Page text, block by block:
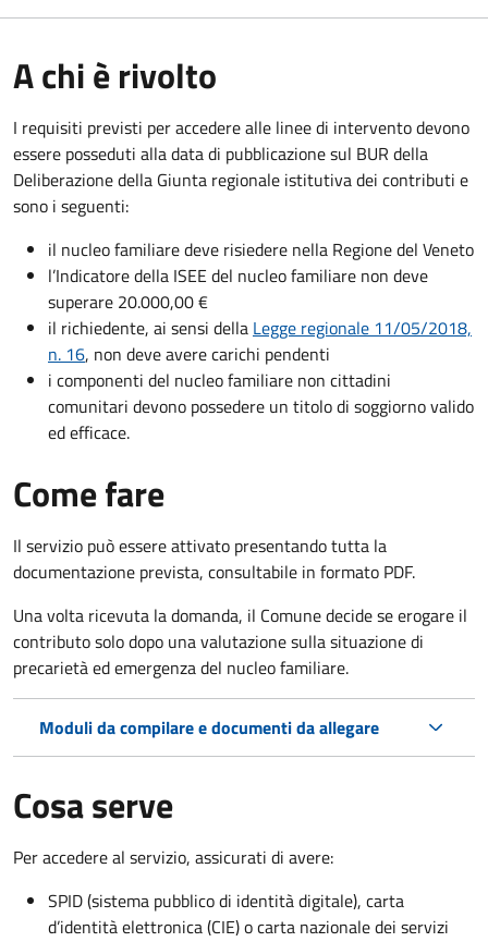
A chi è rivolto
I requisiti previsti per accedere alle linee di intervento devono
essere posseduti alla data di pubblicazione sul BUR della
Deliberazione della Giunta regionale istitutiva dei contributi e
sono i seguenti:
il nucleo familiare deve risiedere nella Regione del Veneto
l’Indicatore della ISEE del nucleo familiare non deve
superare 20.000,00 €
il richiedente, ai sensi della Legge regionale 11/05/2018,
n. 16, non deve avere carichi pendenti
i componenti del nucleo familiare non cittadini
comunitari devono possedere un titolo di soggiornovalido
ed efficace.
Come fare
Il servizio può essere attivato presentando tutta la
documentazione prevista, consultabile in formato PDF.
Una volta ricevuta la domanda, il Comune decide se erogare il
contributo solo dopo una valutazione sulla situazione di
precarietà ed emergenza del nucleo familiare.
Moduli da compilare e documenti da allegare
Cosa serve
Per accedere al servizio, assicurati di avere:
SPID (sistema pubblico di identità digitale), carta
d’identità elettronica (CIE) o carta nazionale dei servizi